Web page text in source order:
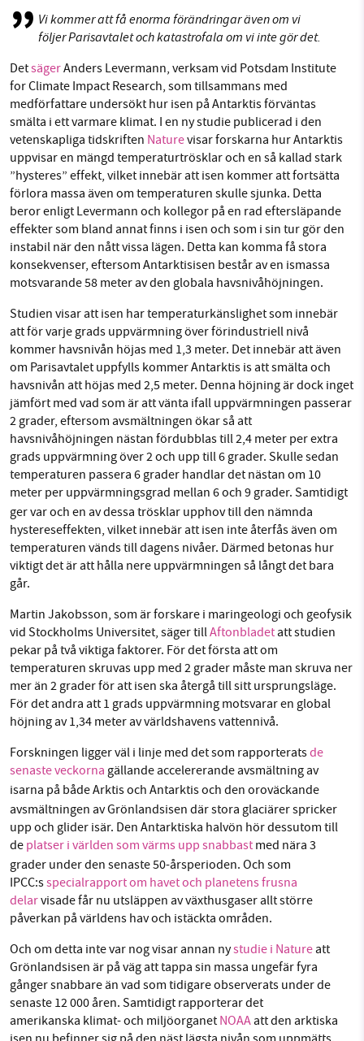
Vi kommer att få enorma förändringar även om vi
följer Parisavtalet och katastrofala om vi inte gör det.
DetsägerAnders Levermann, verksam vid Potsdam Institute
for Climate Impact Research, som tillsammans med
medförfattare undersökt hur isen på Antarktis förväntas
smälta i ett varmare klimat. I en ny studie publicerad i den
vetenskapliga tidskriften Naturevisar forskarna hur Antarktis
uppvisar en mängd temperaturtrösklar och en så kallad stark
”hysteres” effekt, vilket innebär att isen kommer att fortsätta
förlora massa även om temperaturen skulle sjunka. Detta
beror enligt Levermann och kollegor på en rad eftersläpande
effekter som bland annat finns i isen och som i sin tur gör den
instabil när den nått vissa lägen. Detta kan komma få stora
konsekvenser, eftersom Antarktisisen består av en ismassa
motsvarande 58 meter av den globala havsnivåhöjningen.
Studien visar att isen har temperaturkänslighet som innebär
att för varje grads uppvärmning över förindustriell nivå
kommer havsnivån höjas med 1,3 meter. Det innebär att även
om Parisavtalet uppfylls kommer Antarktis is att smälta och
havsnivån att höjas med 2,5 meter. Denna höjning är dock inget
jämfört med vad som är att vänta ifall uppvärmningen passerar
2 grader, eftersom avsmältningen ökar så att
havsnivåhöjningen nästan fördubblas till 2,4 meter per extra
grads uppvärmning över 2 och upp till 6 grader. Skulle sedan
temperaturen passera 6 grader handlar det nästan om 10
meter per uppvärmningsgrad mellan 6 och 9 grader. Samtidigt
ger var och en av dessa trösklar upphov till den nämnda
hystereseffekten, vilket innebär att isen inte återfås även om
temperaturen vänds till dagens nivåer. Därmed betonas hur
viktigt det är att hålla nere uppvärmningen så långt det bara
går.
Martin Jakobsson, som är forskare i maringeologi och geofysik
vid Stockholms Universitet, säger tillAftonbladetatt studien
pekar på två viktiga faktorer. För det första att om
temperaturen skruvas upp med 2 grader måste man skruva ner
mer än 2 grader för att isen ska återgå till sitt ursprungsläge.
För det andra att 1 grads uppvärmning motsvarar en global
höjning av 1,34 meter av världshavens vattennivå.
Forskningen ligger väl i linje med det som rapporteratsde
senaste veckorna gällandeaccelererande avsmältning av
isarna på både Arktis och Antarktis och den oroväckande
avsmältningen av Grönlandsisen där stora glaciärer spricker
upp och glider isär. Den Antarktiska halvön hör dessutom till
de platser i världen som värms upp snabbast med nära 3
grader under den senaste 50-årsperioden. Och som
IPCC:sspecialrapport om havet och planetens frusna
delarvisade får nu utsläppen av växthusgaser allt större
påverkan på världens hav och istäckta områden.
Och om detta inte var nog visar annan nystudie i Natureatt
Grönlandsisen är på väg att tappa sin massa ungefär fyra
gånger snabbare än vad som tidigare observerats under de
senaste 12 000 åren. Samtidigt rapporterar det
amerikanska klimat- och miljöorganet NOAAatt den arktiska